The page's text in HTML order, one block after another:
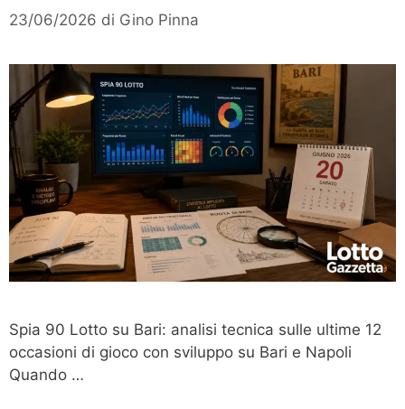
23/06/2026 di Gino Pinna
Spia 90 Lotto su Bari: analisi tecnica sulle ultime 12
occasioni di gioco con sviluppo su Bari e Napoli
Quando …